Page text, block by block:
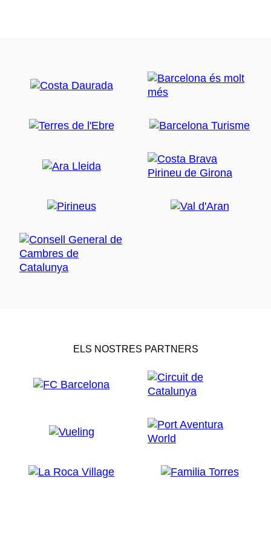
ELS NOSTRES PARTNERS